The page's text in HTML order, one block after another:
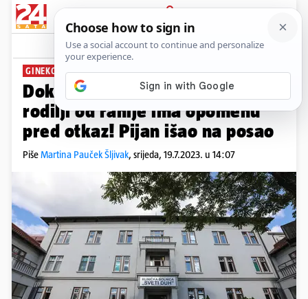
PRIJAVA
News Komentari
GINEKOLOG IZ SVETOG DUHA PLUS+
Doktor koji je ostavio tupfer u
rodilji od ranije ima opomenu
pred otkaz! Pijan išao na posao
PišeMartina Pauček Šljivak, srijeda, 19.7.2023. u 14:07